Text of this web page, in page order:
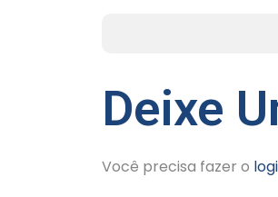
Deixe
Você precisa fazer o